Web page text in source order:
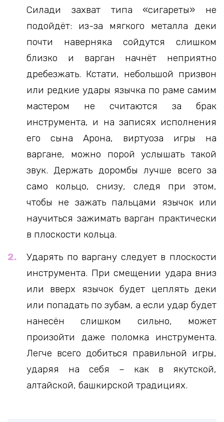
Силади захват типа «сигареты» не
подойдёт: из-за мягкого металла деки
почти наверняка сойдутся слишком
близко и варган начнёт неприятно
дребезжать. Кстати, небольшой призвон
или редкие удары язычка по раме самим
мастером не считаются за брак
инструмента, и на записях исполнения
его сына Арона, виртуоза игры на
варгане, можно порой услышать такой
звук. Держать доромбы лучше всего за
само кольцо, снизу, следя при этом,
чтобы не зажать пальцами язычок или
научиться зажимать варган практически
в плоскости кольца.
Ударять по варгану следует в плоскости
инструмента. При смещении удара вниз
или вверх язычок будет цеплять деки
или попадать по зубам, а если удар будет
нанесён слишком сильно, может
произойти даже поломка инструмента.
Легче всего добиться правильной игры,
ударяя на себя – как в якутской,
алтайской, башкирской традициях.